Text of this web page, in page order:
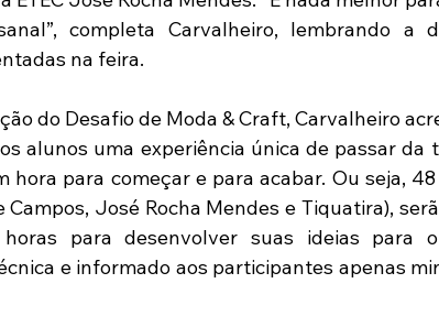
completa Carvalheiro, lembrando a
na feira.
do Desafio de Moda & Craft, Carvalheiro
alunos uma experiência única de passar da
hora para começar e para acabar. Ou seja,
Campos, José Rocha Mendes e Tiquatira),
para desenvolver suas ideias para
e informado aos participantes apenas